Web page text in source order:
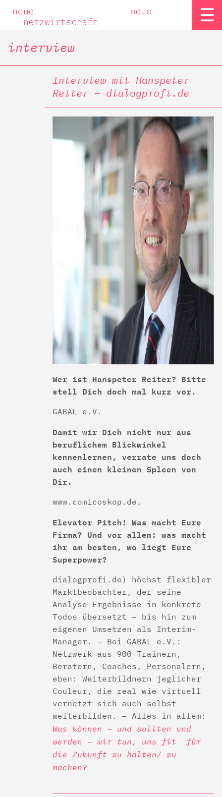
☰
interview
Interview mit Hanspeter
Reiter – dialogprofi.de
Wer ist Hanspeter Reiter? Bitte
stell Dich doch mal kurz vor.
GABAL e.V.
Damit wir Dich nicht nur aus
beruflichem Blickwinkel
kennenlernen, verrate uns doch
auch einen kleinen Spleen von
Dir.
www.comicoskop.de.
Elevator Pitch! Was macht Eure
Firma? Und vor allem: was macht
ihr am besten, wo liegt Eure
Superpower?
dialogprofi.de) höchst flexibler
Marktbeobachter, der seine
Analyse-Ergebnisse in konkrete
Todos übersetzt – bis hin zum
eigenen Umsetzen als Interim-
Manager. – Bei GABAL e.V.:
Netzwerk aus 900 Trainern,
Beratern, Coaches, Personalern,
eben: Weiterbildnern jeglicher
Couleur, die real wie virtuell
vernetzt sich auch selbst
weiterbilden. – Alles in allem:
Was können – und sollten und
werden – wir tun, uns fit für
die Zukunft zu halten/ zu
machen?